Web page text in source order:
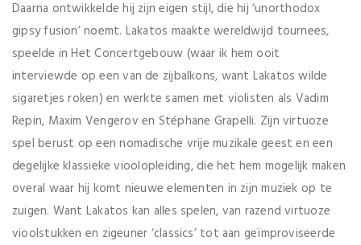
Daarna ontwikkelde hij zijn eigen stijl, die hij ‘unorthodox
gipsy fusion’ noemt. Lakatos maakte wereldwijd tournees,
speelde in Het Concertgebouw (waar ik hem ooit
interviewde op een van de zijbalkons, want Lakatos wilde
sigaretjes roken) en werkte samen met violisten als Vadim
Repin, Maxim Vengerov en Stéphane Grapelli. Zijn virtuoze
spel berust op een nomadische vrije muzikale geest en een
degelijke klassieke vioolopleiding, die het hem mogelijk maken
overal waar hij komt nieuwe elementen in zijn muziek op te
zuigen. Want Lakatos kan alles spelen, van razend virtuoze
vioolstukken en zigeuner ‘classics’ tot aan geïmproviseerde